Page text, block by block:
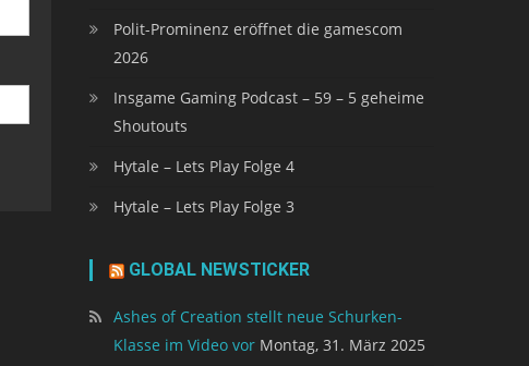
Polit-Prominenz eröffnet die gamescom
2026
Insgame Gaming Podcast – 59 – 5 geheime
Shoutouts
Hytale – Lets Play Folge 4
Hytale – Lets Play Folge 3
GLOBAL NEWSTICKER
Ashes of Creation stellt neue Schurken-
Klasse im Video vor Montag, 31. März 2025